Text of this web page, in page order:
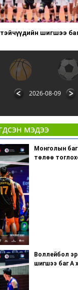
шигшээ
2026-08-09
МЭДЭЭ
Монголын
төлөө
Воллейбол
шигшээ баг А